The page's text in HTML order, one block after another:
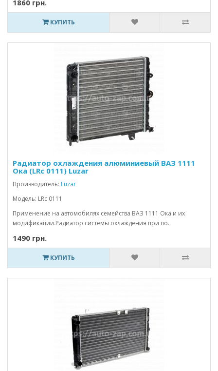
1860 грн.
КУПИТЬ
Радиатор охлаждения алюминиевый ВАЗ 1111
Ока (LRc 0111) Luzar
Производитель: Luzar
Модель: LRc 0111
Применение на автомобилях семейства ВАЗ 1111 Ока и их
модификации.Радиатор системы охлаждения при по..
1490 грн.
КУПИТЬ